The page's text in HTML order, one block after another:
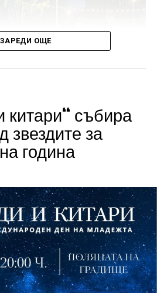
проведат в парк „Максим
кула, с вход
започне на 12 август с
ZoV & Vakavliev.
ЗАРЕДИ ОЩЕ
китари“ събира
звездите за
година